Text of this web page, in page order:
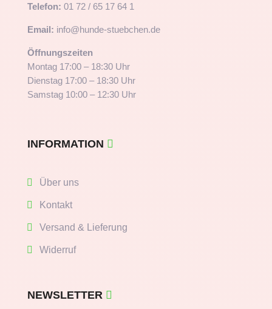
Telefon: 01 72 / 65 17 64 1
Email: info@hunde-stuebchen.de
Öffnungszeiten
Montag 17:00 – 18:30 Uhr
Dienstag 17:00 – 18:30 Uhr
Samstag 10:00 – 12:30 Uhr
INFORMATION
Über uns
Kontakt
Versand & Lieferung
Widerruf
NEWSLETTER